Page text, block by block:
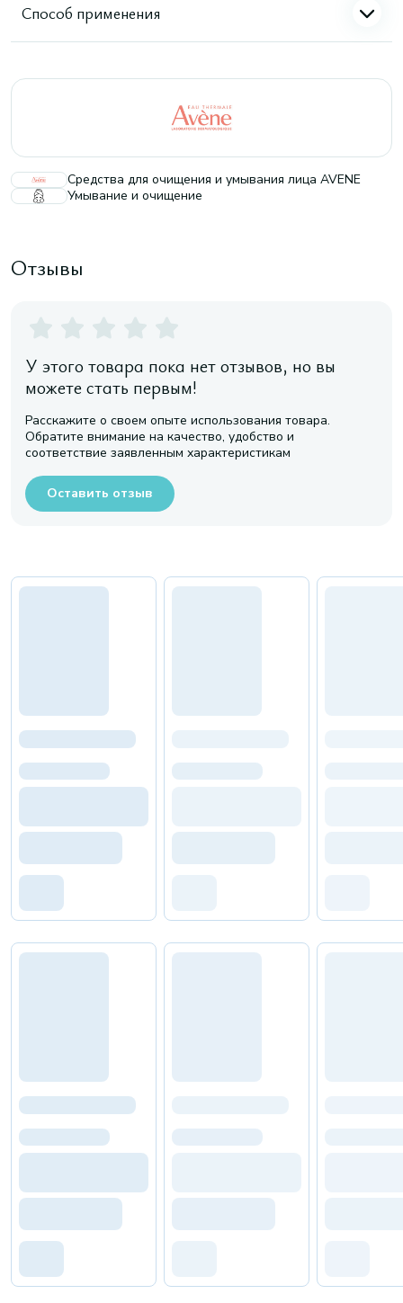
Способ применения
Средства для очищения и умывания лица AVENE
Умывание и очищение
Отзывы
У этого товара пока нет отзывов, но вы
можете стать первым!
Расскажите о своем опыте использования товара.
Обратите внимание на качество, удобство и
соответствие заявленным характеристикам
Оставить отзыв